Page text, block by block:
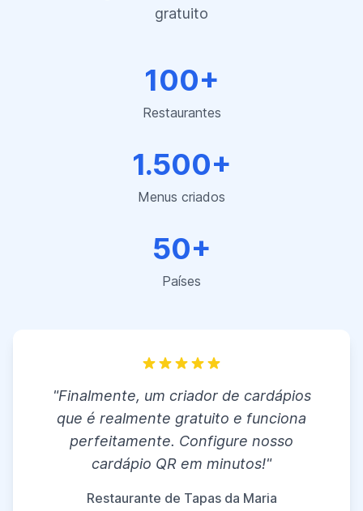
gratuito
100+
Restaurantes
1.500+
Menus criados
50+
Países
"Finalmente, um criador de cardápios
que é realmente gratuito e funciona
perfeitamente. Configure nosso
cardápio QR em minutos!"
Restaurante de Tapas da Maria